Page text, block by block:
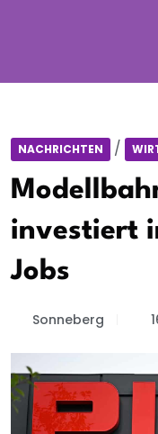
NACHRICHTEN /
investiert
Jobs
Sonneberg